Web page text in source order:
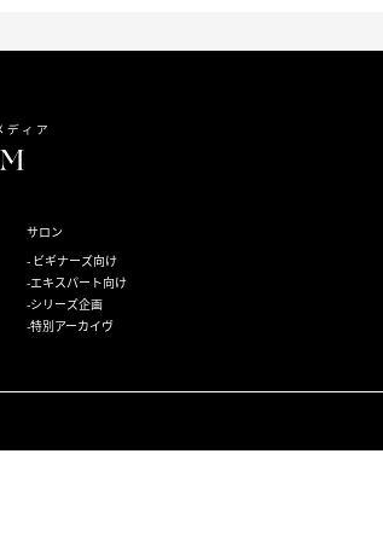
サロン
ビギナーズ向け
エキスパート向け
シリーズ企画
特別アーカイヴ